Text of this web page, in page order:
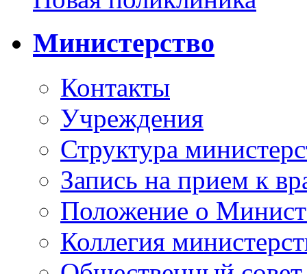
Министерство
Контакты
Учреждения
Структура
Запись на прием к
Положение о
Коллегия